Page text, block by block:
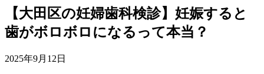
ゴ
リ
ー
【大田区の妊婦歯科検診】妊娠すると
歯がボロボロになるって本当？
2025年9月12日